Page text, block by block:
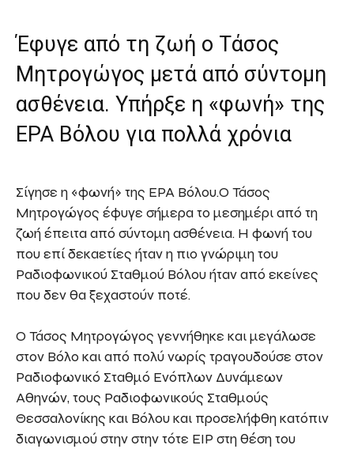
Έφυγε από τη ζωή ο Τάσος
Μητρογώγος μετά από σύντομη
ασθένεια. Υπήρξε η «φωνή» της
ΕΡΑ Βόλου για πολλά χρόνια
Σίγησε η «φωνή» της ΕΡΑ Βόλου.Ο Τάσος
Μητρογώγος έφυγε σήμερα το μεσημέρι από τη
ζωή έπειτα από σύντομη ασθένεια. Η φωνή του
που επί δεκαετίες ήταν η πιο γνώριμη του
Ραδιοφωνικού Σταθμού Βόλου ήταν από εκείνες
που δεν θα ξεχαστούν ποτέ.
Ο Τάσος Μητρογώγος γεννήθηκε και μεγάλωσε
στον Βόλο και από πολύ νωρίς τραγουδούσε στον
Ραδιοφωνικό Σταθμό Ενόπλων Δυνάμεων
Αθηνών, τους Ραδιοφωνικούς Σταθμούς
Θεσσαλονίκης και Βόλου και προσελήφθη κατόπιν
διαγωνισμού στην στην τότε ΕΙΡ στη θέση του